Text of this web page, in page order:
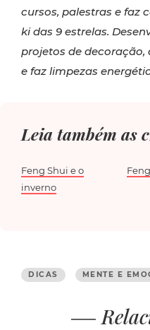
cursos, palestras e faz
ki das 9 estrelas.
projetos de decoração,
e faz limpezas
Leia também as
Feng Shui e o
inverno
DICAS MENTE E